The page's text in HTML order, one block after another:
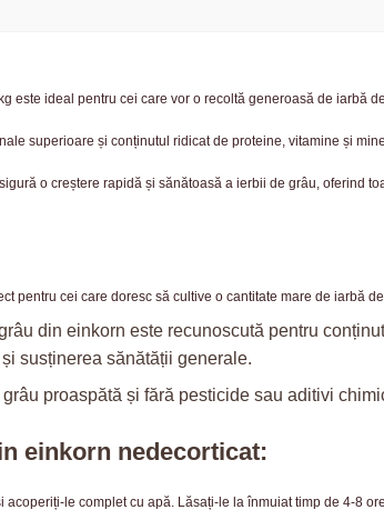
este ideal pentru cei care vor o recoltă generoasă de iarbă
superioare și conținutul ridicat de proteine, vitamine și
o creștere rapidă și sănătoasă a ierbii de grâu, oferind
pentru cei care doresc să cultive o cantitate mare de iarbă
din einkorn este recunoscută pentru
susținerea sănătății generale.
proaspătă și fără pesticide sau aditivi
einkorn nedecorticat:
acoperiți-le complet cu apă. Lăsați-le la înmuiat timp de 4-8